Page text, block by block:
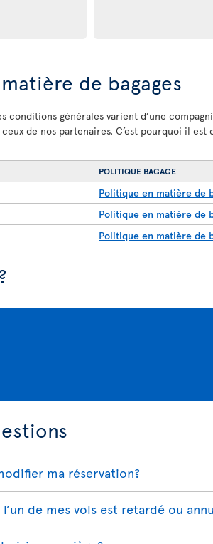
de bagages
générales varient d’une
de nos partenaires. C’est pourquoi il
POLITIQUE BAGAGE
Politique en matière de
Politique en matière de
Politique en matière de
ma réservation?
de mes vols est retardé ou